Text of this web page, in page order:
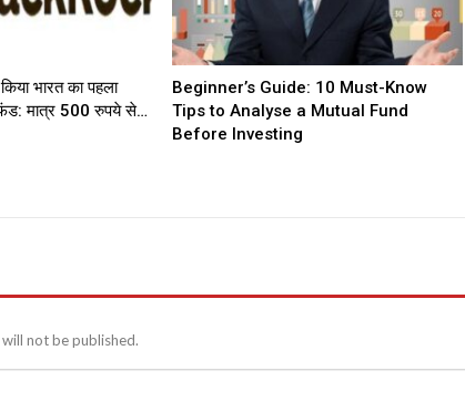
भारत का पहला
मात्र 500 रुपये से…
Beginner’s Guide: 10 Must-Know
Tips to Analyse a Mutual Fund
Before Investing
not be published.